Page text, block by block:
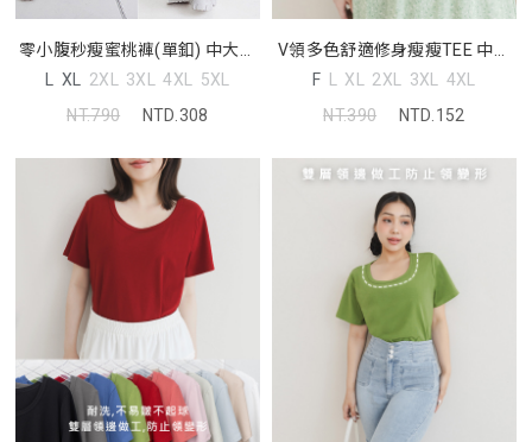
零小腹秒瘦蜜桃褲(單釦) 中大尺
碼褲子
L XL 2XL 3XL 4XL 5XL
NT.790
NTD.308
V領多色舒適修身瘦瘦TEE 中大
尺碼上衣
F L XL 2XL 3XL 4XL
NT.390
NTD.152